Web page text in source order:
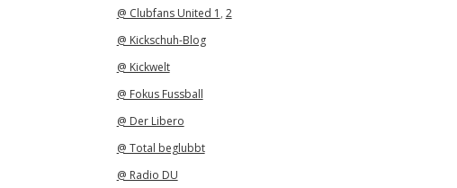
@ Clubfans United 1 , 2
@ Kickschuh-Blog
@ Kickwelt
@ Fokus Fussball
@ Der Libero
@ Total beglubbt
@ Radio DU